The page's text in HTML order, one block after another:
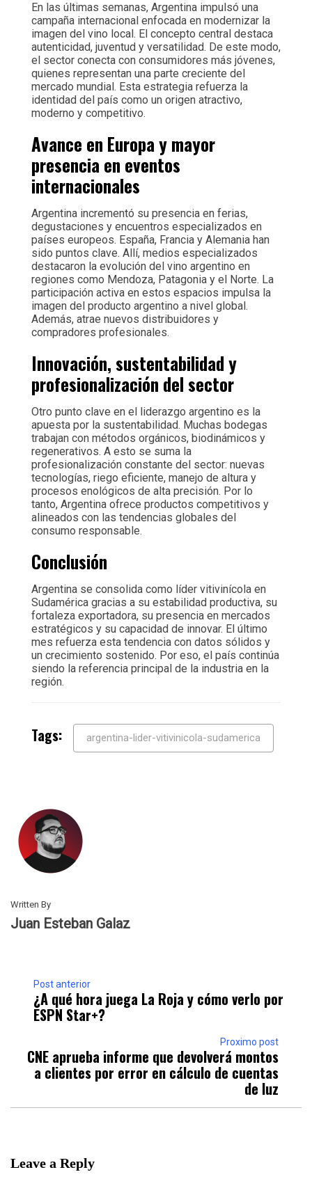
En las últimas semanas, Argentina impulsó una
campaña internacional enfocada en modernizar la
imagen del vino local. El concepto central destaca
autenticidad, juventud y versatilidad. De este modo,
el sector conecta con consumidores más jóvenes,
quienes representan una parte creciente del
mercado mundial. Esta estrategia refuerza la
identidad del país como un origen atractivo,
moderno y competitivo.
Avance en Europa y mayor
presencia en eventos
internacionales
Argentina incrementó su presencia en ferias,
degustaciones y encuentros especializados en
países europeos. España, Francia y Alemania han
sido puntos clave. Allí, medios especializados
destacaron la evolución del vino argentino en
regiones como Mendoza, Patagonia y el Norte. La
participación activa en estos espacios impulsa la
imagen del producto argentino a nivel global.
Además, atrae nuevos distribuidores y
compradores profesionales.
Innovación, sustentabilidad y
profesionalización del sector
Otro punto clave en el liderazgo argentino es la
apuesta por la sustentabilidad. Muchas bodegas
trabajan con métodos orgánicos, biodinámicos y
regenerativos. A esto se suma la
profesionalización constante del sector: nuevas
tecnologías, riego eficiente, manejo de altura y
procesos enológicos de alta precisión. Por lo
tanto, Argentina ofrece productos competitivos y
alineados con las tendencias globales del
consumo responsable.
Conclusión
Argentina se consolida como líder vitivinícola en
Sudamérica gracias a su estabilidad productiva, su
fortaleza exportadora, su presencia en mercados
estratégicos y su capacidad de innovar. El último
mes refuerza esta tendencia con datos sólidos y
un crecimiento sostenido. Por eso, el país continúa
siendo la referencia principal de la industria en la
región.
Tags: argentina-lider-vitivinicola-sudamerica
Written By
Juan Esteban Galaz
Post anterior
¿A qué hora juega La Roja y cómo verlo por
ESPN Star+?
Proximo post
CNE aprueba informe que devolverá montos
a clientes por error en cálculo de cuentas
de luz
Leave a Reply